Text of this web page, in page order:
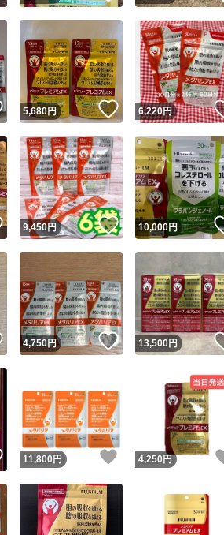
取引実績
取引実績◯+ このユーザーは
他フリマ実績◯+ このユーザーは他フ
スピード&安心発送
※このバッジは実績に基づく表示であり、発送を保
スピード＆安心発送
このユーザーは高頻
ます
スピード発送 このユーザーは高頻
安心発送 このユーザーは設
1商品につき1回です
出品ペ
キャ
いいね！
5,680円 いいね！
6,220円
いいね！
9,450円 いいね！
10,000円
いいね！
4,750円 いいね！
13,500円
いいね！
11,800 円 いいね！
4,250 円